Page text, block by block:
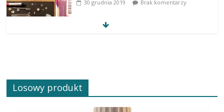
30 grudnia 2019 Brak komentarzy
Losowy produkt